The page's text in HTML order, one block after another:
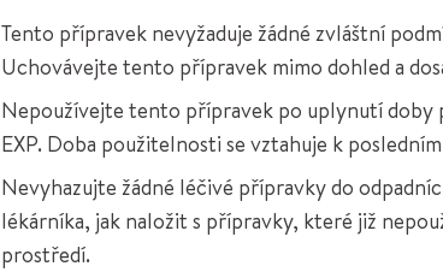
Tento přípravek nevyžaduje žádné zvláštní
Uchovávejte tento přípravek mimo dohled a
Nepoužívejte tento přípravek po uplynutí doby
EXP. Doba použitelnosti se vztahuje k
Nevyhazujte žádné léčivé přípravky do
lékárníka, jak naložit s přípravky, které již
prostředí.